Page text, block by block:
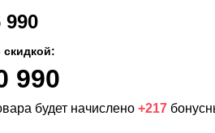
990
скидкой:
990
будет начислено +217